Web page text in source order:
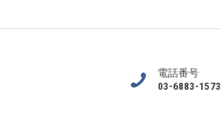
電話番号
03-6883-1573